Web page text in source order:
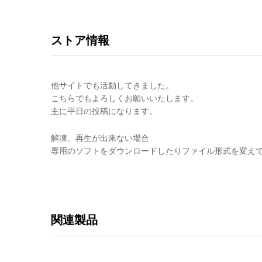
ストア情報
他サイトでも活動してきました。
こちらでもよろしくお願いいたします。
主に平日の投稿になります。
解凍、再生が出来ない場合
専用のソフトをダウンロードしたりファイル形式を変え
関連製品